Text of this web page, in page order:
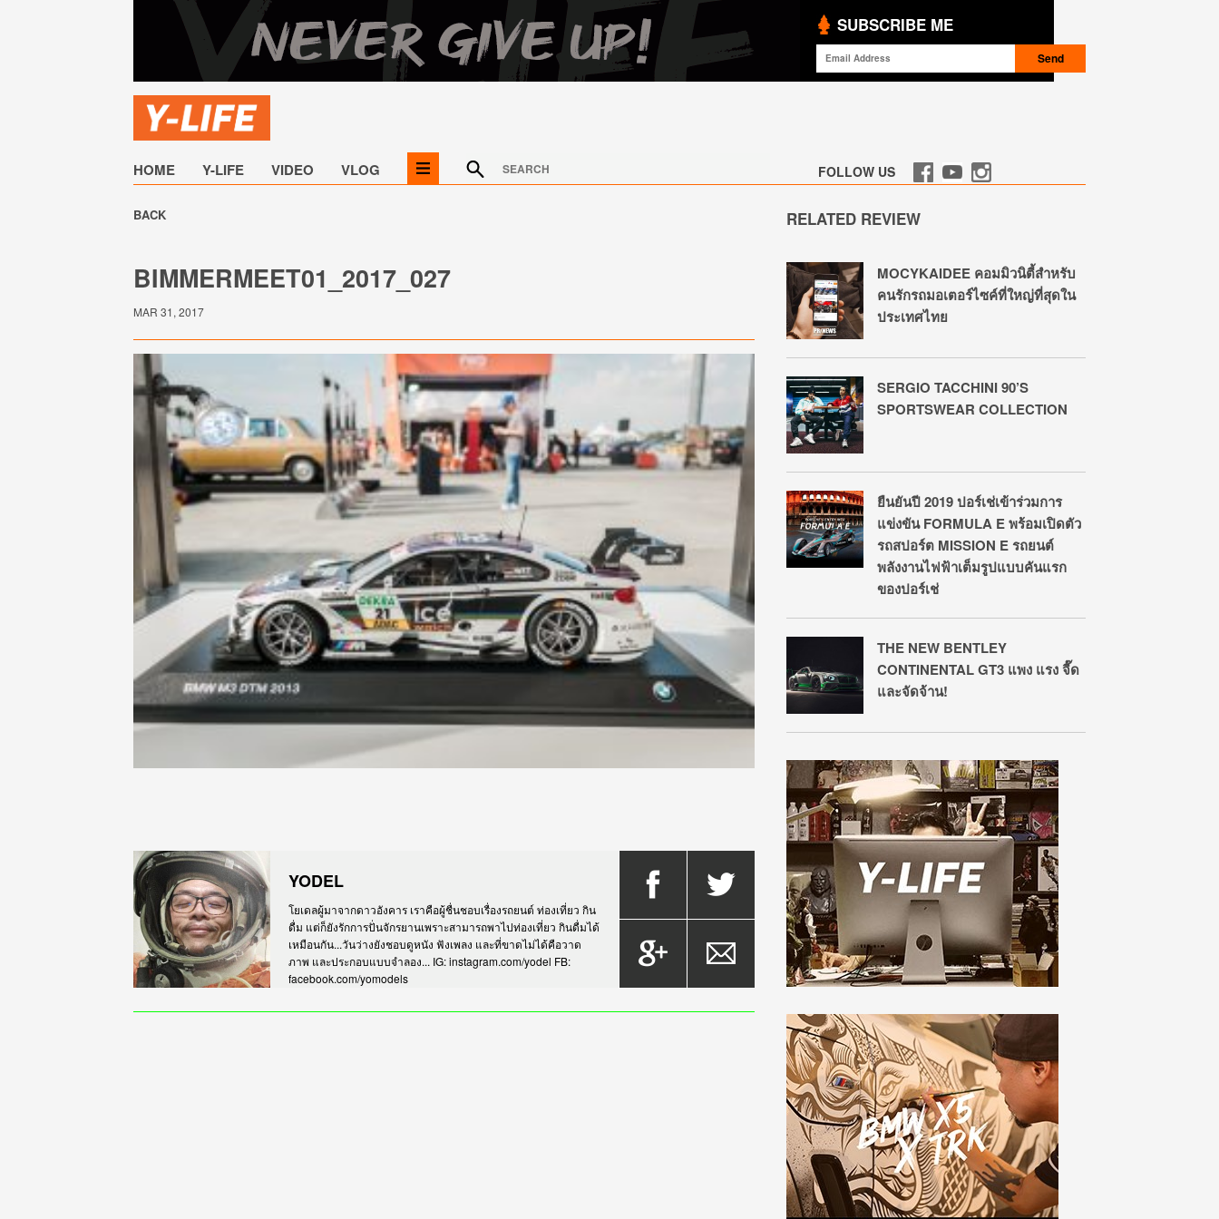
SUBSCRIBE ME
HOME Y-LIFE VIDEO VLOG FOLLOW US
BACK
BIMMERMEET01_2017_027
MAR 31, 2017
YODEL
โยเดลผู้มาจากดาวอังคาร เราคือผู้ชื่นชอบเรื่องรถยนต์ ท่องเที่ยว กิน
ดื่ม แต่ก็ยังรักการปั่นจักรยานเพราะสามารถพาไปท่องเที่ยว กินดื่มได้
เหมือนกัน...วันว่างยังชอบดูหนัง ฟังเพลง และที่ขาดไม่ได้คือวาด
ภาพ และประกอบแบบจำลอง... IG: instagram.com/yodel FB:
facebook.com/yomodels
RELATED REVIEW
MOCYKAIDEE คอมมิวนิตี้สำหรับ
คนรักรถมอเตอร์ไซค์ที่ใหญ่ที่สุดใน
ประเทศไทย
SERGIO TACCHINI 90’S
SPORTSWEAR COLLECTION
ยืนยันปี 2019 ปอร์เช่เข้าร่วมการ
แข่งขัน FORMULA E พร้อมเปิดตัว
รถสปอร์ต MISSION E รถยนต์
พลังงานไฟฟ้าเต็มรูปแบบคันแรก
ของปอร์เช่
THE NEW BENTLEY
CONTINENTAL GT3 แพง แรง จี๊ด
และจัดจ้าน!